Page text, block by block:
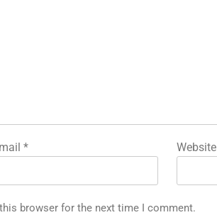
* Website
browser for the next time I comment.